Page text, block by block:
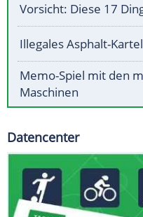
Vorsicht: Diese 17
Illegales Asphalt-
Memo-Spiel mit den
Maschinen
Datencenter